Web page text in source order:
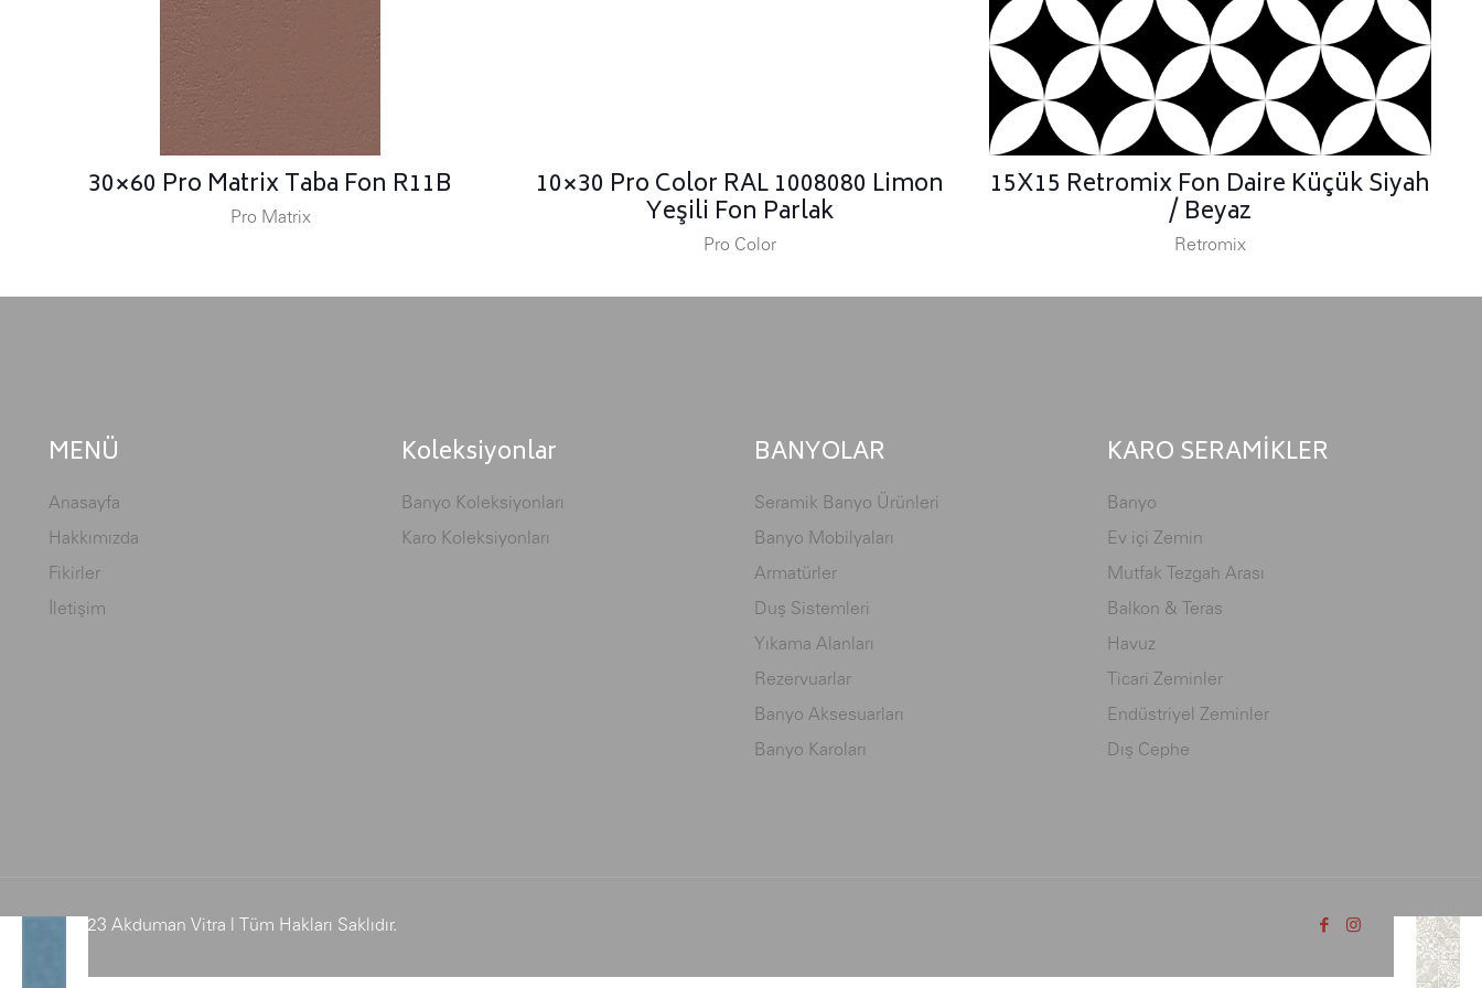
30×60 Pro Matrix Taba Fon R11B
Pro Matrix
10×30 Pro Color RAL 1008080 Limon
Yeşili Fon Parlak
Pro Color
15X15 Retromix Fon Daire Küçük Siyah
/ Beyaz
Retromix
MENÜ
Anasayfa
Hakkımızda
Fikirler
İletişim
Koleksiyonlar
Banyo Koleksiyonları
Karo Koleksiyonları
BANYOLAR
Seramik Banyo Ürünleri
Banyo Mobilyaları
Armatürler
Duş Sistemleri
Yıkama Alanları
Rezervuarlar
Banyo Aksesuarları
Banyo Karoları
KARO SERAMİKLER
Banyo
Ev içi Zemin
Mutfak Tezgah Arası
Balkon & Teras
Havuz
Ticari Zeminler
Endüstriyel Zeminler
Dış Cephe
© 2023 Akduman Vitra | Tüm Hakları Saklıdır.